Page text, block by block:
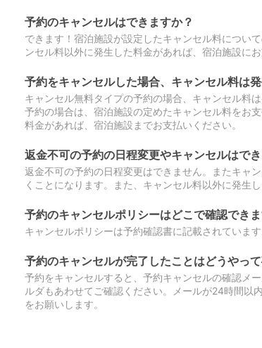
予約のキャンセルはできますか？
できます！宿泊施設が設定したキャンセル料につい
ンセル料以外に発生した料金があれば、宿泊施設にお
予約をキャンセルした場合、キャンセル料は
キャンセル無料タイプの予約の場合、キャンセル料
予約の場合は、宿泊施設の定めたキャンセル料をお
料金があれば、宿泊施設までお支払いください。
返金不可の予約の日程変更やキャンセルはで
返金不可の予約の日程変更はできません。またキャ
くことになります。また、キャンセル料以外に発生
予約のキャンセルポリシーはどこで確認でき
キャンセルポリシーは予約確認書に記載されています
予約のキャンセルが完了したことはどうやっ
予約をキャンセルすると、予約キャンセルの確認メ
ルダもあわせてご確認ください。メールが24時間以
をお願いします。